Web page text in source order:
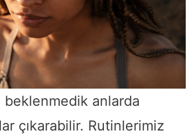
anlarda
çıkarabilir. Rutinlerimiz